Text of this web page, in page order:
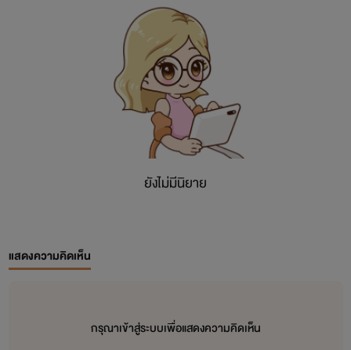
ยังไม่มีนิยาย
แสดงความคิดเห็น
กรุณาเข้าสู่ระบบเพื่อแสดงความคิดเห็น